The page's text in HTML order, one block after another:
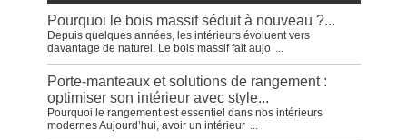
Pourquoi le bois massif séduit à nouveau ?...
Depuis quelques années, les intérieurs évoluent vers
davantage de naturel. Le bois massif fait aujo
Porte-manteaux et solutions de rangement :
optimiser son intérieur avec style...
Pourquoi le rangement est essentiel dans nos intérieurs
modernes Aujourd’hui, avoir un intérieur